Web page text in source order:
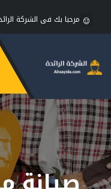
مرحبا بك فى الشركة